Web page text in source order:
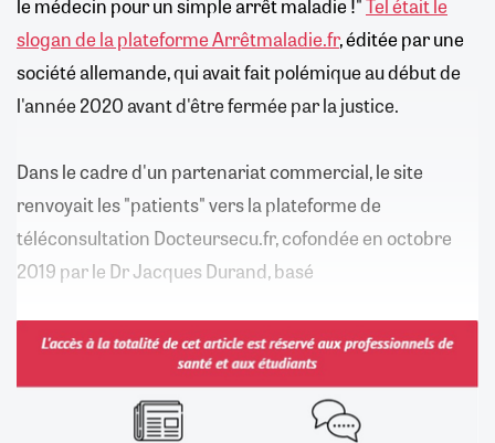
le médecin pour un simple arrêt maladie !"Tel était le
slogan de la plateforme Arrêtmaladie.fr, éditée par une
société allemande, qui avait fait polémique au début de
l'année 2020 avant d'être fermée par la justice.
Dans le cadre d'un partenariat commercial, le site
renvoyait les "patients" vers la plateforme de
téléconsultation Docteursecu.fr, cofondée en octobre
2019 par le Dr Jacques Durand, basé